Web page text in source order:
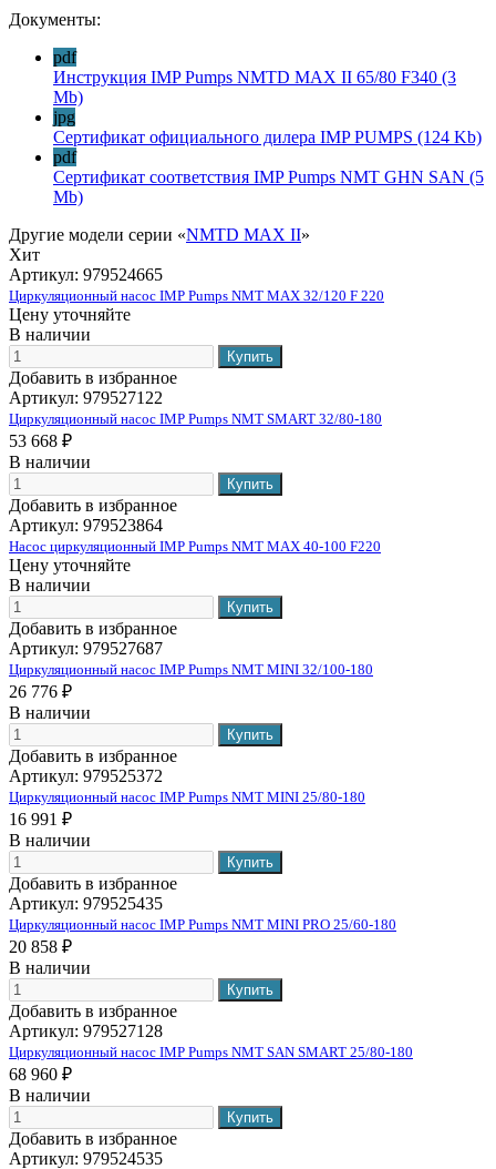
Документы:
pdf
Инструкция IMP Pumps NMTD MAX II 65/80 F340 (3
Mb)
jpg
Сертификат официального дилера IMP PUMPS (124 Kb)
pdf
Сертификат соответствия IMP Pumps NMT GHN SAN (5
Mb)
Другие модели серии «NMTD MAX II»
Хит
Артикул: 979524665
Циркуляционный насос IMP Pumps NMT MAX 32/120 F 220
Цену уточняйте
В наличии
Добавить в избранное
Артикул: 979527122
Циркуляционный насос IMP Pumps NMT SMART 32/80-180
53 668 ₽
В наличии
Добавить в избранное
Артикул: 979523864
Насос циркуляционный IMP Pumps NMT MAX 40-100 F220
Цену уточняйте
В наличии
Добавить в избранное
Артикул: 979527687
Циркуляционный насос IMP Pumps NMT MINI 32/100-180
26 776 ₽
В наличии
Добавить в избранное
Артикул: 979525372
Циркуляционный насос IMP Pumps NMT MINI 25/80-180
16 991 ₽
В наличии
Добавить в избранное
Артикул: 979525435
Циркуляционный насос IMP Pumps NMT MINI PRO 25/60-180
20 858 ₽
В наличии
Добавить в избранное
Артикул: 979527128
Циркуляционный насос IMP Pumps NMT SAN SMART 25/80-180
68 960 ₽
В наличии
Добавить в избранное
Артикул: 979524535